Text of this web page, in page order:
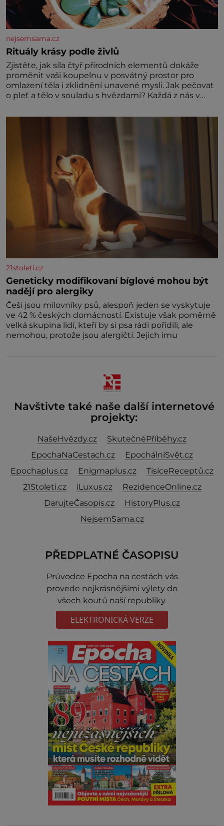
nejsemsama.cz
Rituály krásy podle živlů
Zjistěte, jak síla čtyř přírodních elementů dokáže
proměnit vaši koupelnu v posvátný prostor pro
omlazení těla i zklidnění unavené mysli. Jak pečovat
o pleť a tělo v souladu s hvězdami? Každá z nás v
naší povaze, ale i v potřebách naší pokožky. Ohnivá
znamení Ženy narozené ve znamení Berana, Lva a
Střelce v sobě nesou žár, odvahu a neutuchající elán.
21stoleti.cz
Geneticky modifikovaní bíglové mohou být
nadějí pro alergiky
Češi jsou milovníky psů, alespoň jeden se vyskytuje
ve 42 % českých domácností. Existuje však poměrně
velká skupina lidí, kteří by si psa rádi pořídili, ale
nemohou, protože jsou alergičtí. Jejich imu
Navštivte také naše další internetové
projekty:
NašeHvězdy.cz
SkutečnéPříběhy.cz
EpochaNaCestach.cz
EpochálníSvět.cz
Epochaplus.cz
Enigmaplus.cz
TisíceReceptů.cz
21Stoleti.cz
iLuxus.cz
RezidenceOnline.cz
DarujteČasopis.cz
HistoryPlus.cz
NejsemSama.cz
PŘEDPLATNÉ ČASOPISU
Prúvodce Epocha na cestách vás
provede nejkrásnějšími výlety do
všech koutů naší republiky.
ELEKTRONICKÁ VERZE